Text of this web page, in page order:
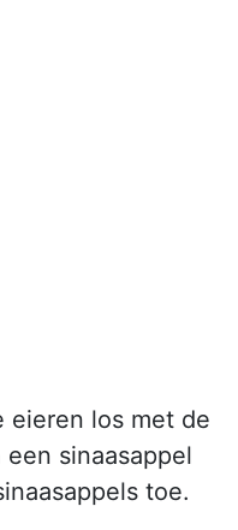
eieren los met de
sinaasappel
toe.